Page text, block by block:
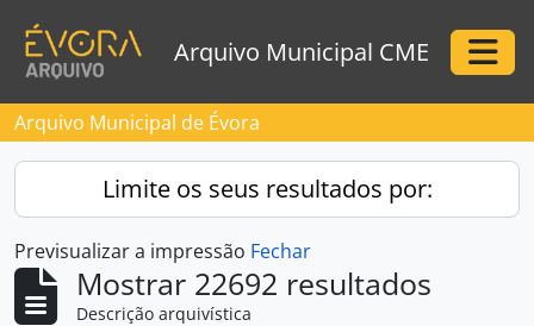
Arquivo Municipal CME
Arquivo Municipal de Évora
Limite os seus resultados por:
Previsualizar a impressão Fechar
Mostrar 22692 resultados
Descrição arquivística